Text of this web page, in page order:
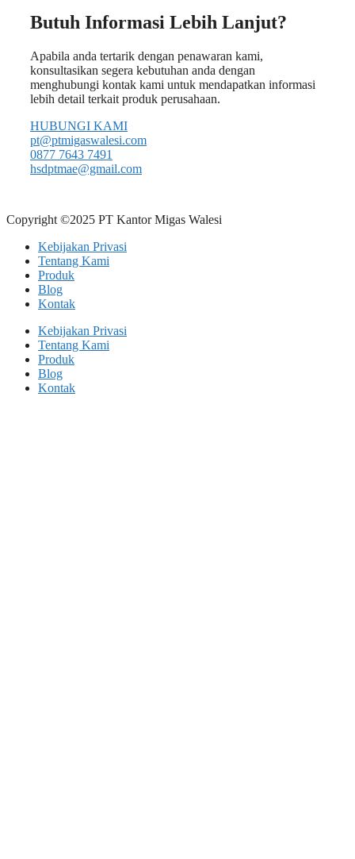
Butuh Informasi Lebih Lanjut?
Apabila anda tertarik dengan penawaran kami,
konsultasikan segera kebutuhan anda dengan
menghubungi kontak kami untuk mendapatkan informasi
lebih detail terkait produk perusahaan.
HUBUNGI KAMI
pt@ptmigaswalesi.com
0877 7643 7491
hsdptmae@gmail.com
Copyright ©2025 PT Kantor Migas Walesi
Kebijakan Privasi
Tentang Kami
Produk
Blog
Kontak
Kebijakan Privasi
Tentang Kami
Produk
Blog
Kontak